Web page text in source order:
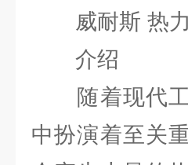
威耐斯 热力
介绍
随着现代工
中扮演着至关